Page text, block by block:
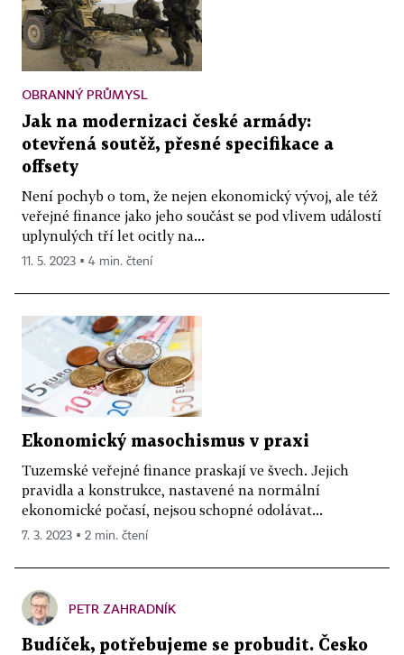
OBRANNÝ PRŮMYSL
Jak na modernizaci české armády:
otevřená soutěž, přesné specifikace a
offsety
Není pochyb o tom, že nejen ekonomický vývoj, ale též
veřejné finance jako jeho součást se pod vlivem událostí
uplynulých tří let ocitly na...
11. 5. 2023 ▪ 4 min. čtení
Ekonomický masochismus v praxi
Tuzemské veřejné finance praskají ve švech. Jejich
pravidla a konstrukce, nastavené na normální
ekonomické počasí, nejsou schopné odolávat...
7. 3. 2023 ▪ 2 min. čtení
PETR ZAHRADNÍK
Budíček, potřebujeme se probudit. Česko